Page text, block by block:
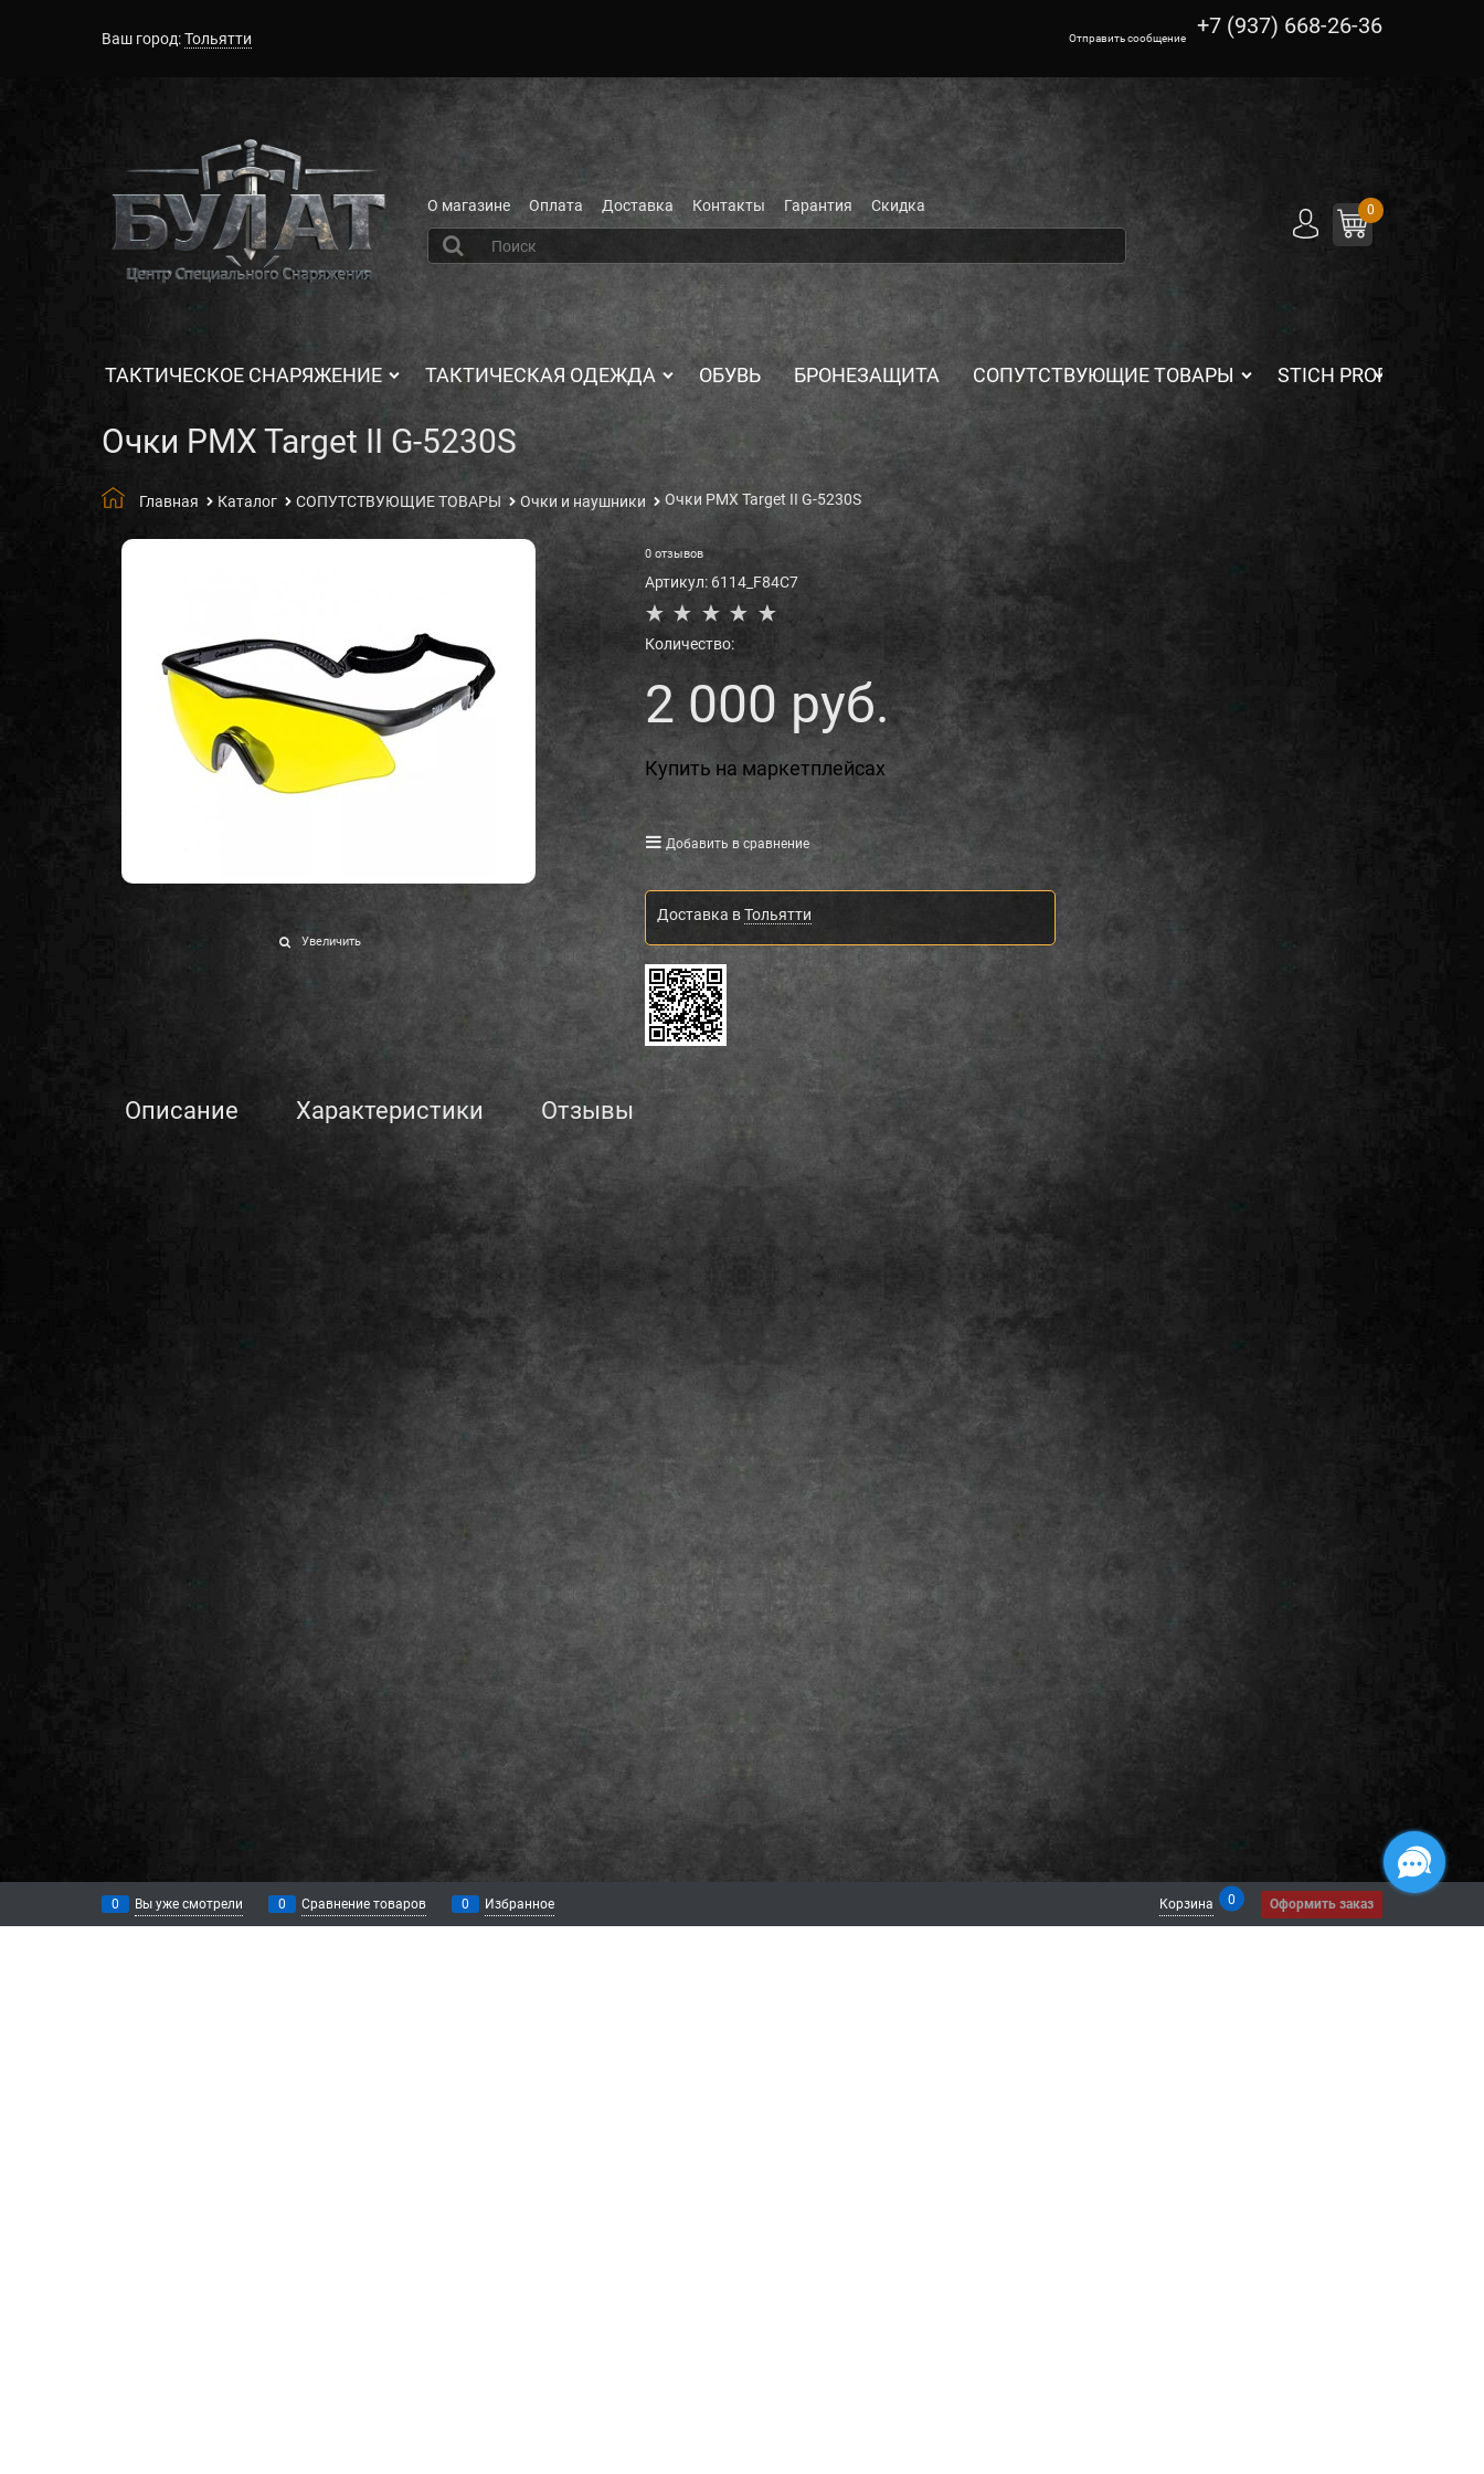
Ваш город:Тольятти Отправить сообщение +7 (937) 668-26-36
О магазине Оплата Доставка Контакты Гарантия Скидка 0
ТАКТИЧЕСКОЕ СНАРЯЖЕНИЕ ТАКТИЧЕСКАЯ ОДЕЖДА ОБУВЬ БРОНЕЗАЩИТА СОПУТСТВУЮЩИЕ ТОВАРЫ STICH PROFI
Очки PMX Target II G-5230S
Главная Каталог СОПУТСТВУЮЩИЕ ТОВАРЫ Очки и наушники Очки PMX Target II G-5230S
Увеличить
0 отзывов
Артикул: 6114_F84C7
Количество:
2 000 руб.
Купить на маркетплейсах
Добавить в сравнение
Доставка вТольятти
Описание Характеристики Отзывы
0 Вы уже смотрели 0 Сравнение товаров 0 Избранное Корзина 0 Оформить заказ